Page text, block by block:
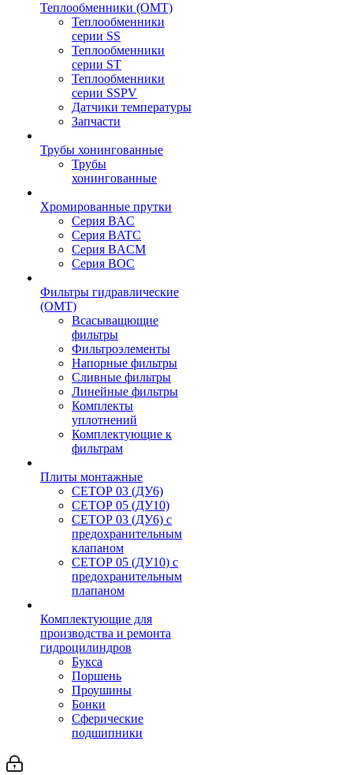
Теплообменники (OMT)
Теплообменники
серии SS
Теплообменники
серии ST
Теплообменники
серии SSPV
Датчики температуры
Запчасти
Трубы хонингованные
Трубы
хонингованные
Хромированные прутки
Серия BAC
Серия BATC
Серия BACM
Серия BOC
Фильтры гидравлические
(OMT)
Всасыващющие
фильтры
Фильтроэлементы
Напорные фильтры
Сливные фильтры
Линейные фильтры
Комплекты
уплотнений
Комплектующие к
фильтрам
Плиты монтажные
CЕТОР 03 (ДУ6)
CЕТОР 05 (ДУ10)
CЕТОР 03 (ДУ6) с
предохранительным
клапаном
CЕТОР 05 (ДУ10) с
предохранительным
плапаном
Комплектующие для
производства и ремонта
гидроцилиндров
Букса
Поршень
Проушины
Бонки
Сферические
подшипники